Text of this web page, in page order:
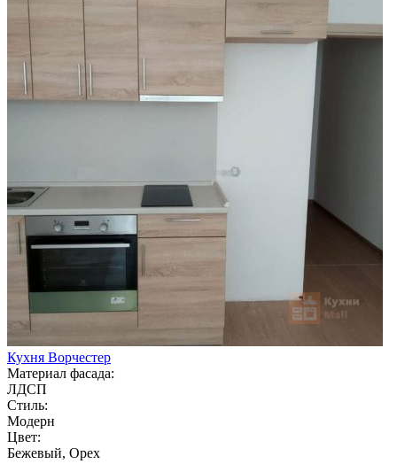
Кухня Ворчестер
Материал фасада:
ЛДСП
Стиль:
Модерн
Цвет:
Бежевый, Орех